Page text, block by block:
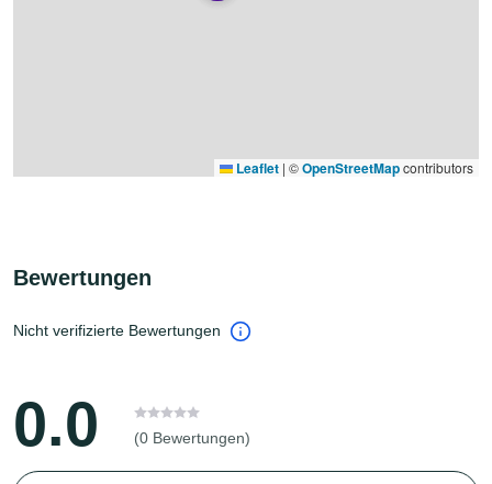
Leaflet | ©OpenStreetMapcontributors
Bewertungen
Nicht verifizierte Bewertungen
0.0 (0 Bewertungen)